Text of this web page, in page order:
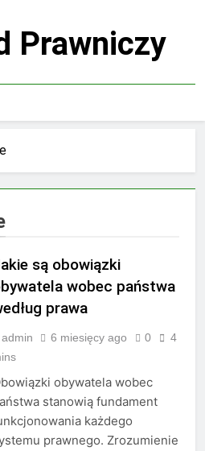
Prawniczy
są obowiązki
wobec państwa
prawa
admin 6 miesięcy ago 0
4
obywatela wobec
stanowią fundament
każdego
prawnego. Zrozumienie